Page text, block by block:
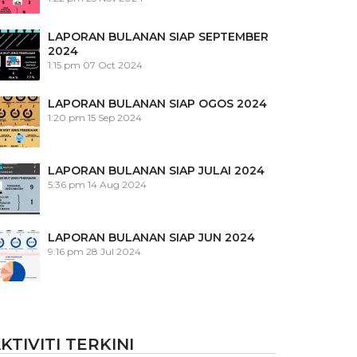
LAPORAN BULANAN SIAP SEPTEMBER
2024
1:15 pm 07 Oct 2024
LAPORAN BULANAN SIAP OGOS 2024
1:20 pm 15 Sep 2024
LAPORAN BULANAN SIAP JULAI 2024
5:36 pm 14 Aug 2024
LAPORAN BULANAN SIAP JUN 2024
9:16 pm 28 Jul 2024
TERKINI